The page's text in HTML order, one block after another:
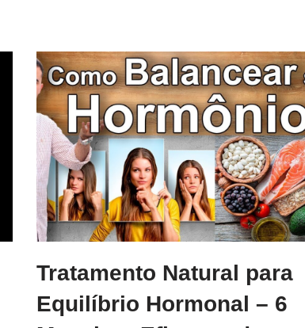
Tratamento Natural para
Equilíbrio Hormonal – 6